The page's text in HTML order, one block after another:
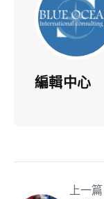
編輯中心
上一篇